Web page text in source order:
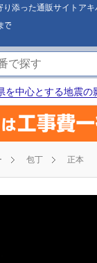
添った通販サイトアキ
を中心とする地震
包丁 正本